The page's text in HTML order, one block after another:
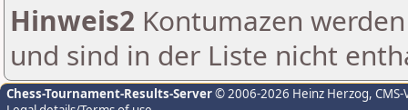
Hinweis2 Kontumazen
und sind in der Liste nicht
Chess-Tournament-Results-Server© 2006-2026 Heinz Herzog,